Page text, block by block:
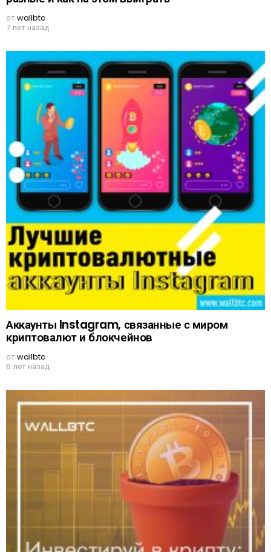
отwallbtc
7 лет назад
Аккаунты Instagram, связанные с миром
криптовалют и блокчейнов
отwallbtc
6 лет назад